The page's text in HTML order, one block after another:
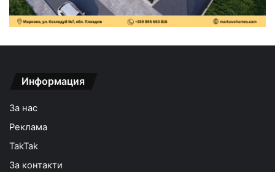
Информация
За нас
Реклама
TakTak
За контакти